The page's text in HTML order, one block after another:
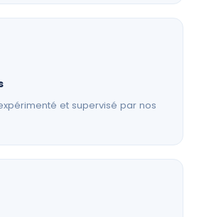
et supervisé par nos